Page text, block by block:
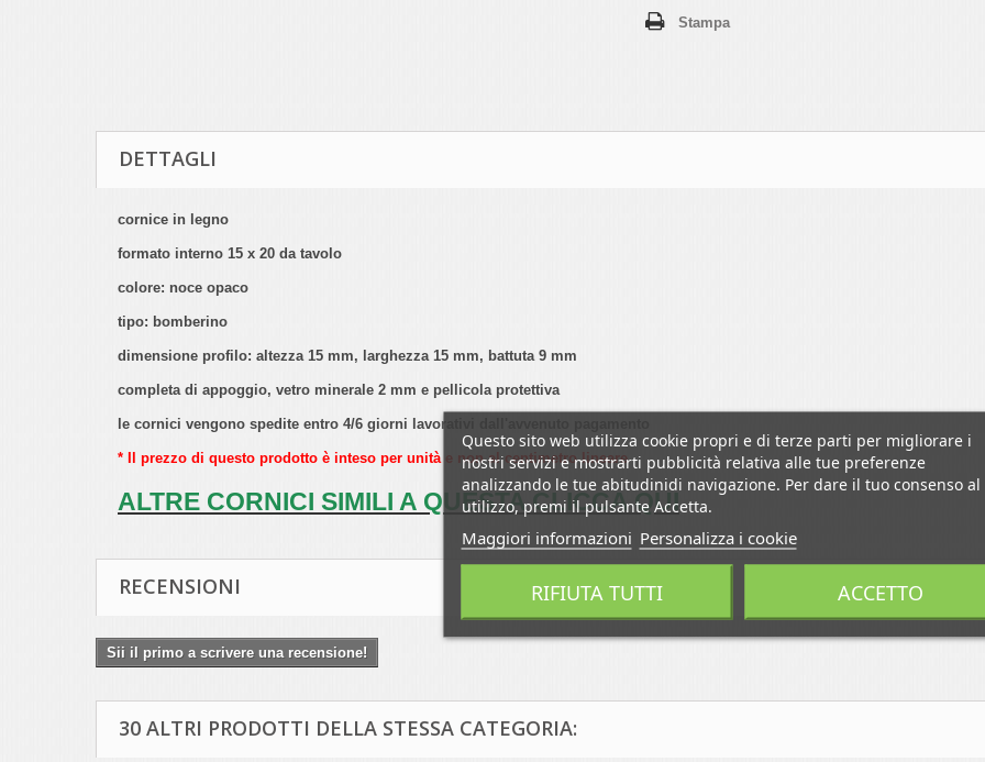
Stampa
DETTAGLI
cornice in legno
formato interno 15 x 20 da tavolo
colore: noce opaco
tipo: bomberino
dimensione profilo: altezza 15 mm, larghezza 15 mm, battuta 9 mm
completa di appoggio, vetro minerale 2 mm e pellicola protettiva
le cornici vengono spedite entro 4/6 giorni lavorativi dall'avvenuto pagamento
* Il prezzo di questo prodotto è inteso per unità e non al centimetro lineare
ALTRE CORNICI SIMILI A QUESTA CLICCA QUI
RECENSIONI
Sii il primo a scrivere una recensione!
30 ALTRI PRODOTTI DELLA STESSA CATEGORIA:
Questo sito web utilizza cookie propri e di terze parti per migliorare i
nostri servizi e mostrarti pubblicità relativa alle tue preferenze
analizzando le tue abitudinidi navigazione. Per dare il tuo consenso al
utilizzo, premi il pulsante Accetta.
Maggiori informazioni Personalizza i cookie
RIFIUTA TUTTI ACCETTO